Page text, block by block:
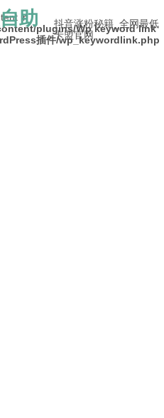
in
plugins/Wp keyword link
插件/wp_keywordlink.php
助
抖音涨粉秘籍_全网最低
卡盟官网